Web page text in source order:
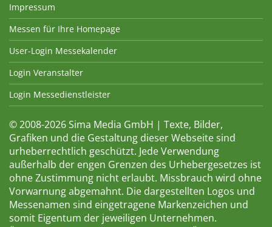
Impressum
Messen für Ihre Homepage
User-Login Messekalender
Login Veranstalter
Login Messedienstleister
© 2008-2026 Sima Media GmbH | Texte, Bilder,
Grafiken und die Gestaltung dieser Webseite sind
urheberrechtlich geschützt. Jede Verwendung
außerhalb der engen Grenzen des Urhebergesetzes ist
ohne Zustimmung nicht erlaubt. Missbrauch wird ohne
Vorwarnung abgemahnt. Die dargestellten Logos und
Messenamen sind eingetragene Markenzeichen und
somit Eigentum der jeweiligen Unternehmen.